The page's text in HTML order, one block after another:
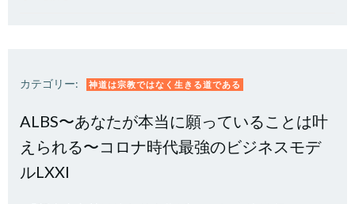
カテゴリー: 神道は宗教ではなく生きる道である
ALBS〜あなたが本当に願っていることは叶
えられる〜コロナ時代最強のビジネスモデ
ルLXXI